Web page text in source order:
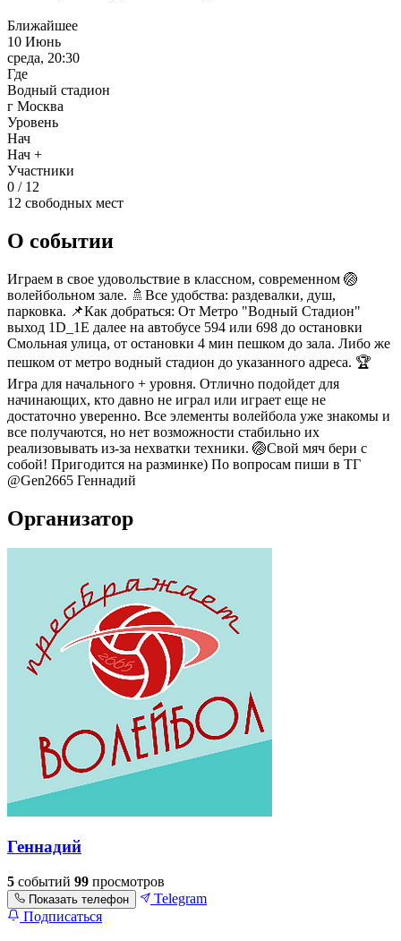
Ближайшее
10 Июнь
среда, 20:30
Где
Водный стадион
г Москва
Уровень
Нач
Нач +
Участники
0 / 12
12 свободных мест
О событии
Играем в свое удовольствие в классном, современном 🏐
волейбольном зале. 🚿Все удобства: раздевалки, душ,
парковка. 📌Как добраться: От Метро "Водный Стадион"
выход 1D_1Е далее на автобусе 594 или 698 до остановки
Смольная улица, от остановки 4 мин пешком до зала. Либо же
пешком от метро водный стадион до указанного адреса. 🏆
Игра для начального + уровня. Отлично подойдет для
начинающих, кто давно не играл или играет еще не
достаточно уверенно. Все элементы волейбола уже знакомы и
все получаются, но нет возможности стабильно их
реализовывать из-за нехватки техники. 🏐Свой мяч бери с
собой! Пригодится на разминке) По вопросам пиши в ТГ
@Gen2665 Геннадий
Организатор
Геннадий
5 событий 99 просмотров
Показать телефон
Telegram
Подписаться